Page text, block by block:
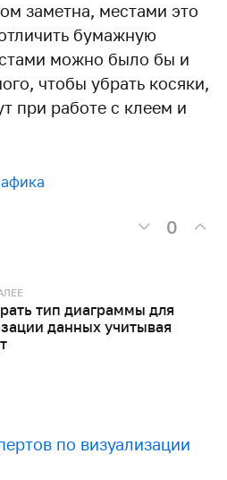
заметна, местами это
бумажную
можно было бы и
чтобы убрать косяки,
при работе с клеем и
0
тип диаграммы для
данных учитывая
по визуализации